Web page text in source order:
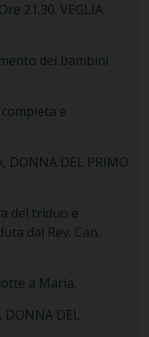
21.30. VEGLIA
dei bambini
e
DONNA DEL PRIMO
del triduo e
dal Rev. Can.
a Maria.
DONNA DEL